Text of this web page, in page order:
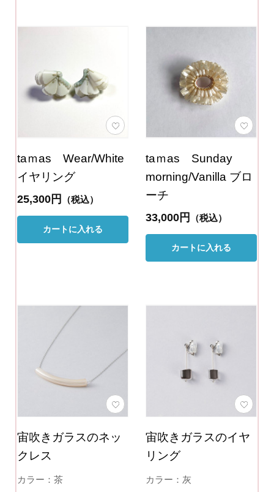
taｍas Wear/White
イヤリング
25,300円 （税込）
カートに入れる
taｍas Sunday
morning/Vanilla ブロ
ーチ
33,000円 （税込）
カートに入れる
宙吹きガラスのネッ
クレス
カラー：茶
宙吹きガラスのイヤ
リング
カラー：灰